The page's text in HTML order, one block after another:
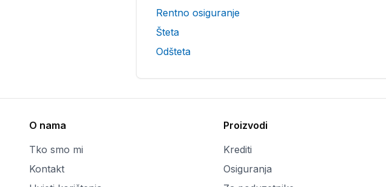
Rentno osiguranje
Šteta
Odšteta
O nama
Tko smo mi
Kontakt
Proizvodi
Krediti
Osiguranja